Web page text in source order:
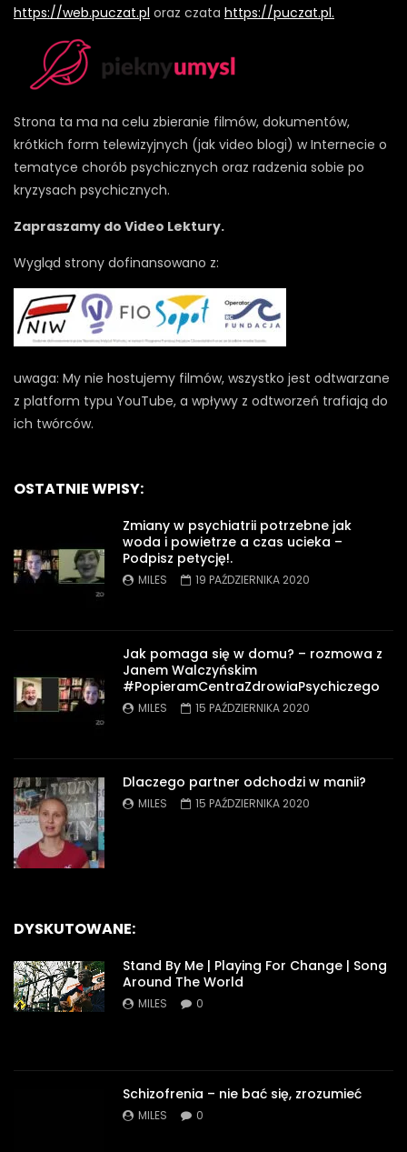
https://web.puczat.pl oraz czata https://puczat.pl.
Strona ta ma na celu zbieranie filmów, dokumentów,
krótkich form telewizyjnych (jak video blogi) w Internecie o
tematyce chorób psychicznych oraz radzenia sobie po
kryzysach psychicznych.
Zapraszamy do Video Lektury.
Wygląd strony dofinansowano z:
uwaga: My nie hostujemy filmów, wszystko jest odtwarzane
z platform typu YouTube, a wpływy z odtworzeń trafiają do
ich twórców.
OSTATNIE WPISY:
Zmiany w psychiatrii potrzebne jak
woda i powietrze a czas ucieka –
Podpisz petycję!.
MILES 19 PAŹDZIERNIKA 2020
Jak pomaga się w domu? – rozmowa z
Janem Walczyńskim
#PopieramCentraZdrowiaPsychiczego
MILES 15 PAŹDZIERNIKA 2020
Dlaczego partner odchodzi w manii?
MILES 15 PAŹDZIERNIKA 2020
DYSKUTOWANE:
Stand By Me | Playing For Change | Song
Around The World
MILES 0
Schizofrenia – nie bać się, zrozumieć
MILES 0